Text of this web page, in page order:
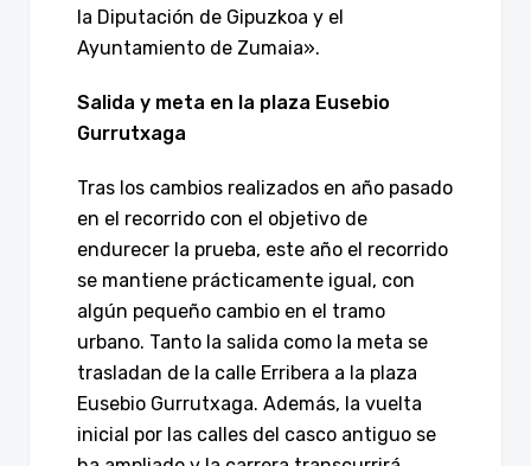
la Diputación de Gipuzkoa y el
Ayuntamiento de Zumaia».
Salida y meta en la plaza Eusebio
Gurrutxaga
Tras los cambios realizados en año pasado
en el recorrido con el objetivo de
endurecer la prueba, este año el recorrido
se mantiene prácticamente igual, con
algún pequeño cambio en el tramo
urbano. Tanto la salida como la meta se
trasladan de la calle Erribera a la plaza
Eusebio Gurrutxaga. Además, la vuelta
inicial por las calles del casco antiguo se